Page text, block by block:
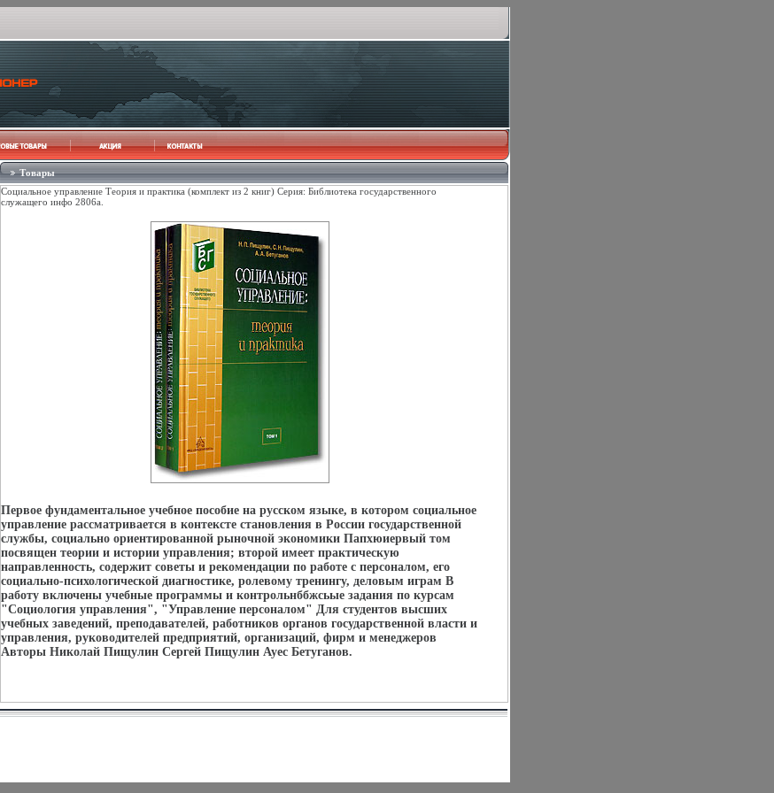
Товары
Социальное управление Теория и практика (комплект из 2 книг) Серия: Библиотека государственного
служащего инфо 2806a.
Первое фундаментальное учебное пособие на русском языке, в котором социальное
управление рассматривается в контексте становления в России государственной
службы, социально ориентированной рыночной экономики Папхюиервый том
посвящен теории и истории управления; второй имеет практическую
направленность, содержит советы и рекомендации по работе с персоналом, его
социально-психологической диагностике, ролевому тренингу, деловым играм В
работу включены учебные программы и контрольнббжсьые задания по курсам
"Социология управления", "Управление персоналом" Для студентов высших
учебных заведений, преподавателей, работников органов государственной власти и
управления, руководителей предприятий, организаций, фирм и менеджеров
Авторы Николай Пищулин Сергей Пищулин Ауес Бетуганов.